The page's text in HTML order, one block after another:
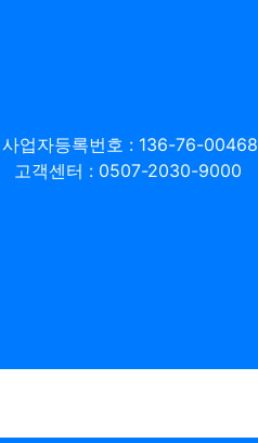
사업자등록번호 : 136-76-00468
고객센터 : 0507-2030-9000